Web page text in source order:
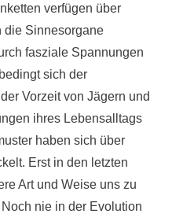
verfügen über
die Sinnesorgane
fasziale Spannungen
sich der
Vorzeit von Jägern und
ihres Lebensalltags
haben sich über
Erst in den letzten
Art und Weise uns zu
nie in der Evolution